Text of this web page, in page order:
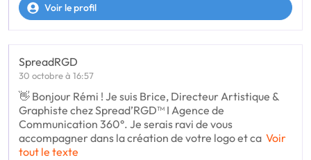
Voir le profil
SpreadRGD
30 octobre à 16:57
👋 Bonjour Rémi ! Je suis Brice, Directeur Artistique &
Graphiste chez Spread’RGD™ I Agence de
Communication 360°. Je serais ravi de vous
accompagner dans la création de votre logo et ca Voir
tout le texte